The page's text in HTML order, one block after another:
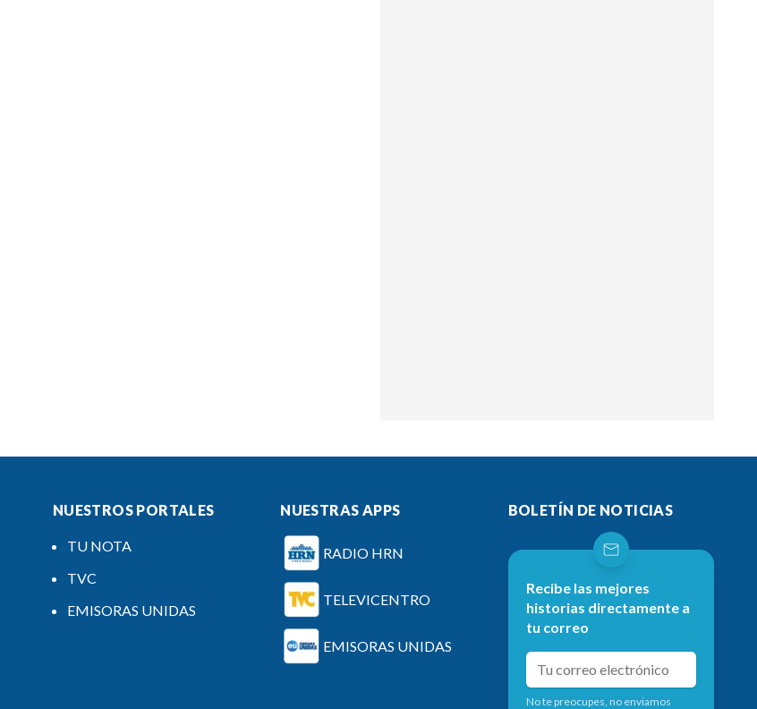
NUESTROS PORTALES
TU NOTA
TVC
EMISORAS UNIDAS
NUESTRAS APPS
RADIO HRN
TELEVICENTRO
EMISORAS UNIDAS
BOLETÍN DE NOTICIAS
Recibe las mejores
historias directamente a
tu correo
No te preocupes, no enviamos